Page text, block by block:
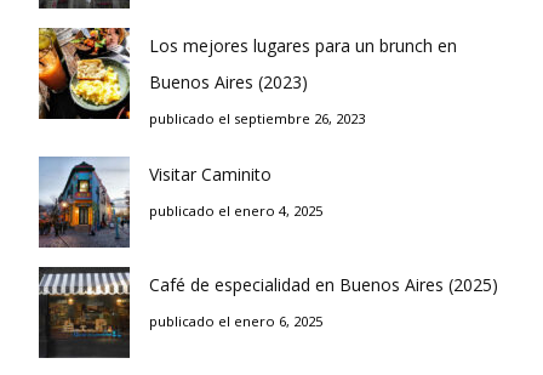
Los mejores lugares para un brunch en
Buenos Aires (2023)
publicado el septiembre 26, 2023
Visitar Caminito
publicado el enero 4, 2025
Café de especialidad en Buenos Aires (2025)
publicado el enero 6, 2025